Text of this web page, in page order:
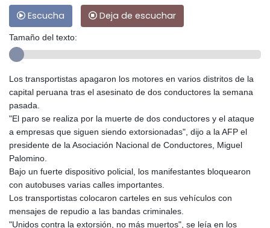
Escucha Deja de escuchar
Tamaño del texto:
Los transportistas apagaron los motores en varios distritos de la
capital peruana tras el asesinato de dos conductores la semana
pasada.
"El paro se realiza por la muerte de dos conductores y el ataque
a empresas que siguen siendo extorsionadas", dijo a la AFP el
presidente de la Asociación Nacional de Conductores, Miguel
Palomino.
Bajo un fuerte dispositivo policial, los manifestantes bloquearon
con autobuses varias calles importantes.
Los transportistas colocaron carteles en sus vehículos con
mensajes de repudio a las bandas criminales.
"Unidos contra la extorsión, no más muertos", se leía en los